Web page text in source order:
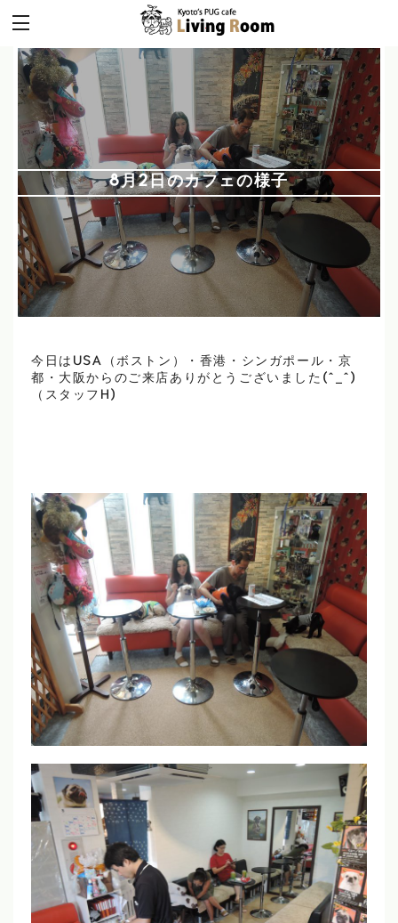
8月2日のカフェの様子
今日はUSA（ボストン）・香港・シンガポール・京
都・大阪からのご来店ありがとうございました(^_^)
（スタッフH)